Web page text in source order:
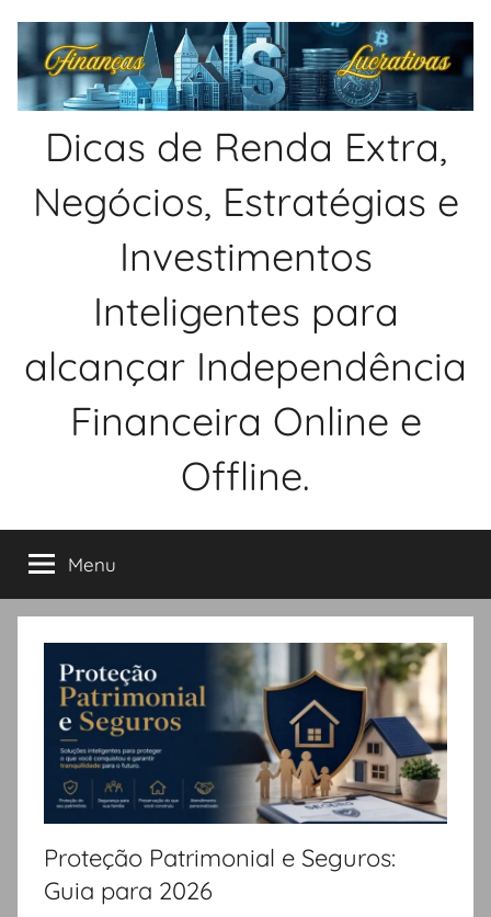
para
conteúdo
Dicas de Renda Extra,
Negócios, Estratégias e
Investimentos
Inteligentes para
alcançar Independência
Financeira Online e
Offline.
Menu
Proteção Patrimonial e Seguros:
Guia para 2026